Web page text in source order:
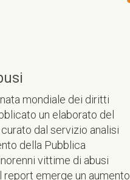
mondiale dei diritti
un elaborato del
dal servizio analisi
della Pubblica
vittime di abusi
emerge un aumento